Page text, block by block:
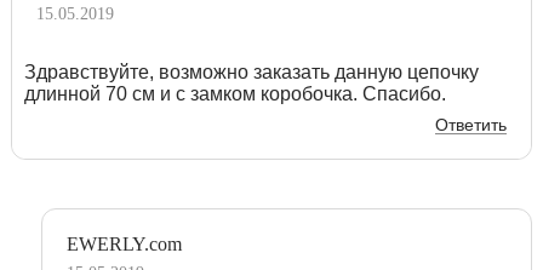
15.05.2019
Здравствуйте, возможно заказать данную цепочку
длинной 70 см и с замком коробочка. Спасибо.
Ответить
EWERLY.com